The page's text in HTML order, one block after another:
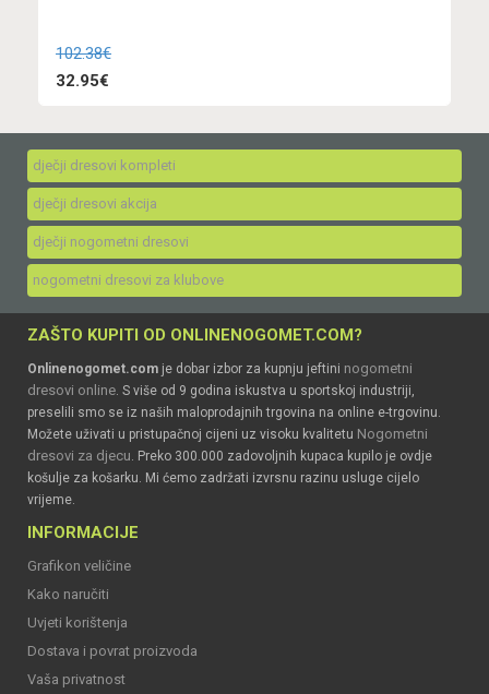
102.38€
32.95€
dječji dresovi kompleti
dječji dresovi akcija
dječji nogometni dresovi
nogometni dresovi za klubove
ZAŠTO KUPITI OD ONLINENOGOMET.COM?
Onlinenogomet.com je dobar izbor za kupnju jeftini nogometni
dresovi online. S više od 9 godina iskustva u sportskoj industriji,
preselili smo se iz naših maloprodajnih trgovina na online e-trgovinu.
Možete uživati u pristupačnoj cijeni uz visoku kvalitetu Nogometni
dresovi za djecu. Preko 300.000 zadovoljnih kupaca kupilo je ovdje
košulje za košarku. Mi ćemo zadržati izvrsnu razinu usluge cijelo
vrijeme.
INFORMACIJE
Grafikon veličine
Kako naručiti
Uvjeti korištenja
Dostava i povrat proizvoda
Vaša privatnost